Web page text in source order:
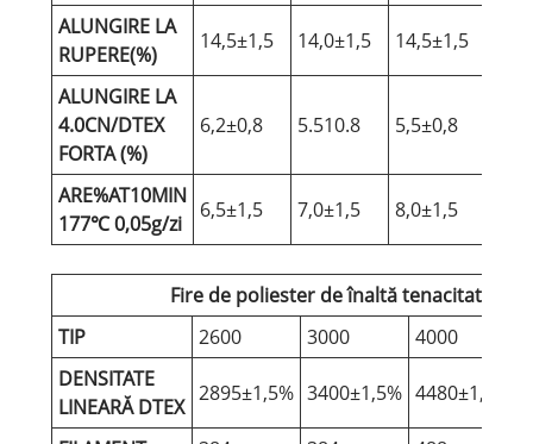
ALUNGIRE LA
RUPERE(%)
14,5±1,5 14,0±1,5 14,5±1,5
ALUNGIRE LA
4.0CN/DTEX
FORTA (%)
6,2±0,8 5.510.8 5,5±0,8
ARE%AT10MIN
177℃ 0,05g/zi
6,5±1,5 7,0±1,5 8,0±1,5
Fire de poliester de înaltă tenacitate
TIP
2600 3000 4000
DENSITATE
LINEARĂ DTEX
2895±1,5% 3400±1,5% 4480±1,5%